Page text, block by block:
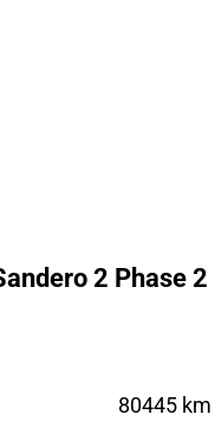
2 Phase 2
80445 km